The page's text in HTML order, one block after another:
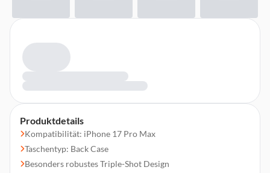
Produktdetails
Kompatibilität: iPhone 17 Pro Max
Taschentyp: Back Case
Besonders robustes Triple-Shot Design